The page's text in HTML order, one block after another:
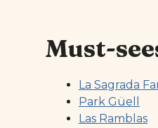
Must-
La Sagrada
Park Güell
Las Ramblas